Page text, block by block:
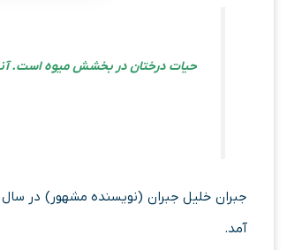
حیات درختان در بخشش میوه است. آنها
آمد.